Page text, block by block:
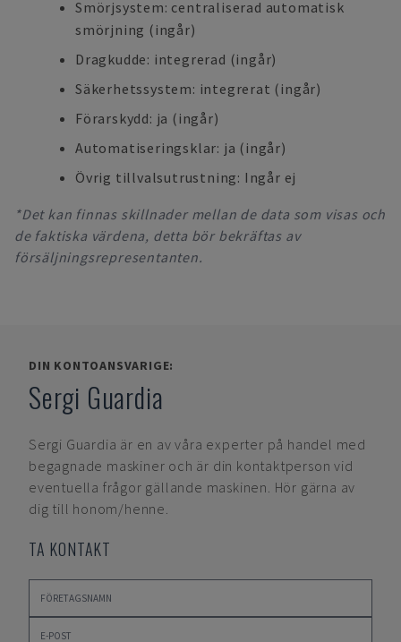
Smörjsystem: centraliserad automatisk
smörjning (ingår)
Dragkudde: integrerad (ingår)
Säkerhetssystem: integrerat (ingår)
Förarskydd: ja (ingår)
Automatiseringsklar: ja (ingår)
Övrig tillvalsutrustning: Ingår ej
*Det kan finnas skillnader mellan de data som visas och
de faktiska värdena, detta bör bekräftas av
försäljningsrepresentanten.
DIN KONTOANSVARIGE:
Sergi Guardia
Sergi Guardia är en av våra experter på handel med
begagnade maskiner och är din kontaktperson vid
eventuella frågor gällande maskinen. Hör gärna av
dig till honom/henne.
TA KONTAKT